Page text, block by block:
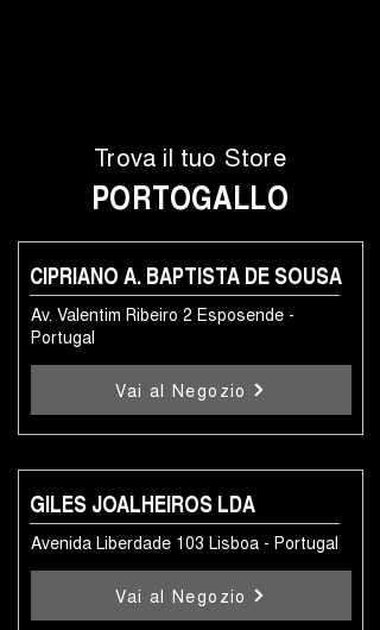
Trova il tuo Store
PORTOGALLO
CIPRIANO A. BAPTISTA DE SOUSA
Av. Valentim Ribeiro 2 Esposende -
Portugal
Vai al Negozio
GILES JOALHEIROS LDA
Avenida Liberdade 103 Lisboa - Portugal
Vai al Negozio